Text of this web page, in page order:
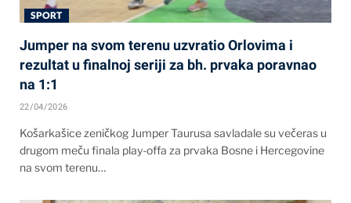
SPORT
Jumper na svom terenu uzvratio Orlovima i
rezultat u finalnoj seriji za bh. prvaka poravnao
na 1:1
22/04/2026
Košarkašice zeničkog Jumper Taurusa savladale su večeras u
drugom meču finala play-offa za prvaka Bosne i Hercegovine
na svom terenu…